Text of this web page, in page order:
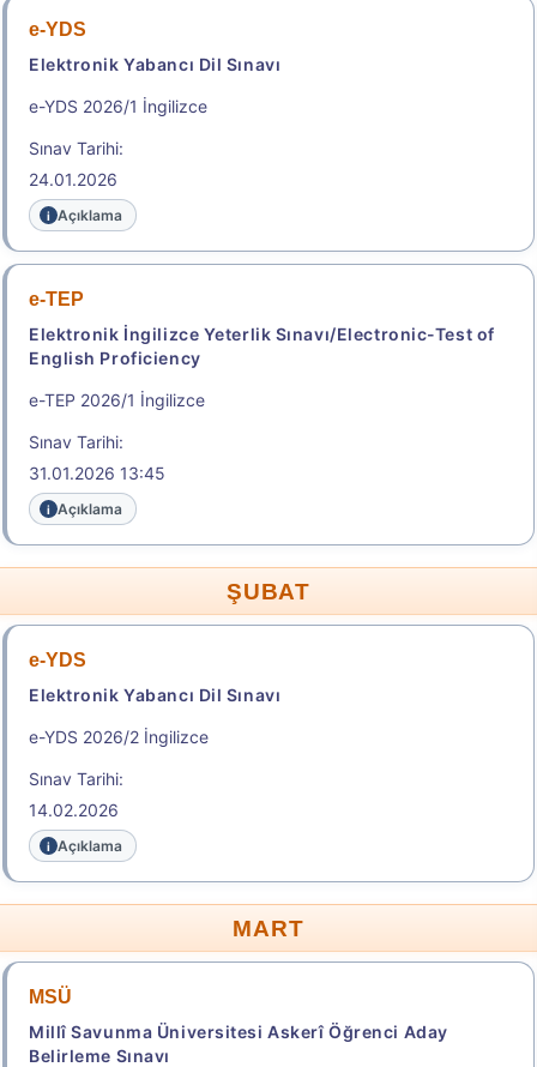
2026 - TÜRKİYE YURT DIŞINDAN ÖĞRENCİ KABUL
SINAVI (TR-YÖS/2) KILAVUZU
2026 - EXAM FOR FOREING STUDENTS FOR
APPLICATION PROCESS
.2026-DGS
Dikey Geçiş Sınavı
Sonuç Tarihi: 13.08.2026
Genel Bilgiler Temel İlke ve Kurallar
Dikey Geçiş Yapılabilecek Lisans Programları
Ön Lisans Diploması Alınacak Olan/Alınan Program
Aday İşlemleri Sistemi (AİS) Engelli Başvuru Kullanıcı
Başvuru Merkezleri
e-YDS
Elektronik Yabancı Dil Sınavı
e-YDS 2026/1 İngilizce
Sınav Tarihi:
24.01.2026
Açıklama
e-TEP
Elektronik İngilizce Yeterlik Sınavı/Electronic-Test of
English Proficiency
e-TEP 2026/1 İngilizce
Sınav Tarihi:
31.01.2026 13:45
Açıklama
ŞUBAT
e-YDS
Elektronik Yabancı Dil Sınavı
e-YDS 2026/2 İngilizce
Sınav Tarihi:
14.02.2026
Açıklama
MART
MSÜ
Millî Savunma Üniversitesi Askerî Öğrenci Aday
Belirleme Sınavı